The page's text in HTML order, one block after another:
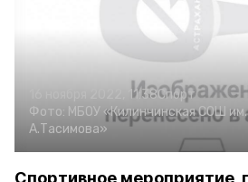
16 ноября 2022, 11:38Спорт
Фото: МБОУ «Килинчинская СОШ
А.Тасимова»
Спортивное мероприятие,